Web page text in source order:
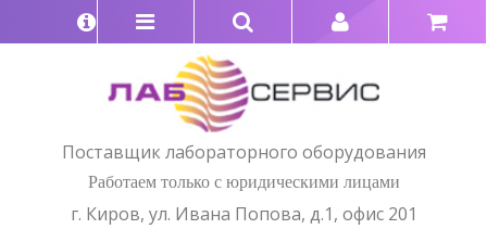
Поставщик лабораторного оборудования
Работаем только с юридическими лицами
г. Киров, ул. Ивана Попова, д.1, офис 201